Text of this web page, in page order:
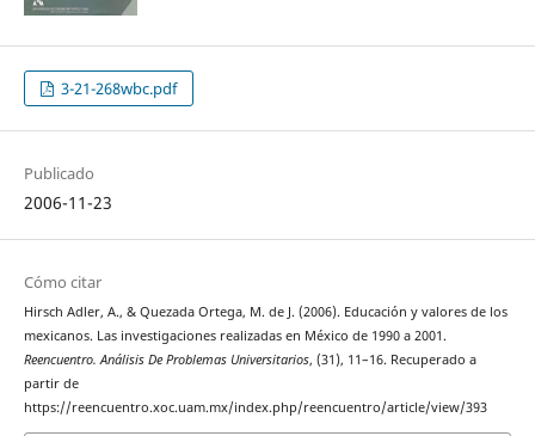
3-21-268wbc.pdf
Publicado
2006-11-23
Cómo citar
Hirsch Adler, A., & Quezada Ortega, M. de J. (2006). Educación y valores de los
mexicanos. Las investigaciones realizadas en México de 1990 a 2001.
Reencuentro. Análisis De Problemas Universitarios, (31), 11–16. Recuperado a
partir de
https://reencuentro.xoc.uam.mx/index.php/reencuentro/article/view/393